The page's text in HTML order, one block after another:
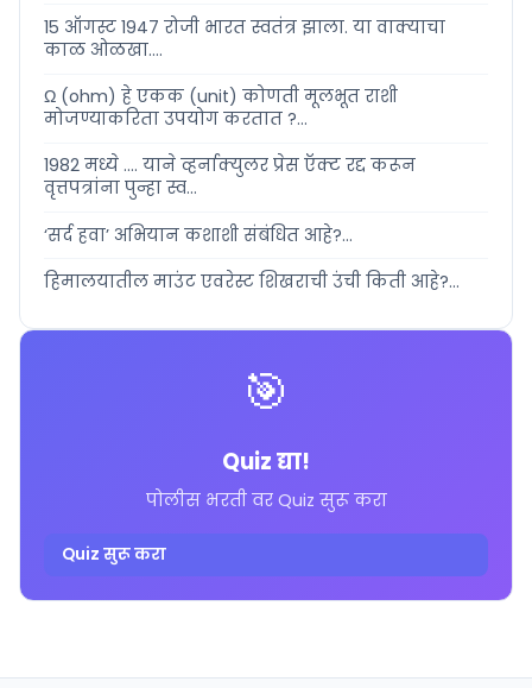
15 ऑगस्ट 1947 रोजी भारत स्वतंत्र झाला. या वाक्याचा
काळ ओळखा....
Ω (ohm) हे एकक (unit) कोणती मूलभूत राशी
मोजण्याकरिता उपयोग करतात ?...
1982 मध्ये .... याने व्हर्नाक्युलर प्रेस ऍक्ट रद्द करून
वृत्तपत्रांना पुन्हा स्व...
‘सर्द हवा’ अभियान कशाशी संबंधित आहे?...
हिमालयातील माउंट एवरेस्ट शिखराची उंची किती आहे?...
🎯
Quiz द्या!
पोलीस भरती वर Quiz सुरू करा
Quiz सुरू करा